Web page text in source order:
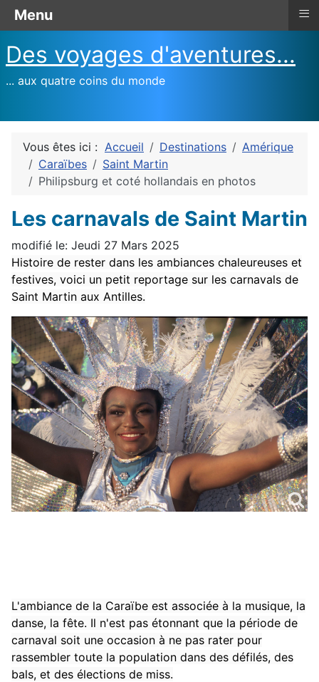
Des voyages d'aventures...
... aux quatre coins du monde
Vous êtes ici : Accueil Destinations
Amérique
Caraïbes
Saint Martin
Philipsburg et coté hollandais en photos
Les carnavals de Saint Martin
modifié le: Jeudi 27 Mars 2025
Histoire de rester dans les ambiances chaleureuses et
festives, voici un petit reportage sur les carnavals de
Saint Martin aux Antilles.
L'ambiance de la Caraïbe est associée à la musique, la
danse, la fête. Il n'est pas étonnant que la période de
carnaval soit une occasion à ne pas rater pour
rassembler toute la population dans des défilés, des
bals, et des élections de miss.
Menu ≡